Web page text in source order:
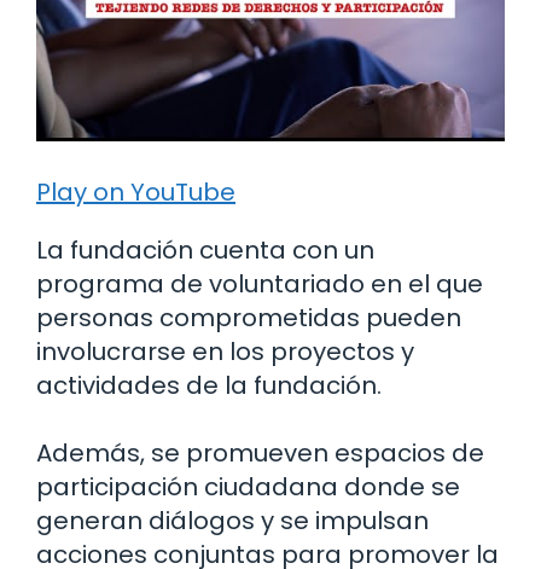
Play on YouTube
La fundación cuenta con un
programa de voluntariado en el que
personas comprometidas pueden
involucrarse en los proyectos y
actividades de la fundación.
Además, se promueven espacios de
participación ciudadana donde se
generan diálogos y se impulsan
acciones conjuntas para promover la